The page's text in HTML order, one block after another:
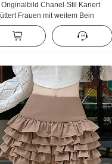
Originalbild Chanel-Stil Kariert
Frauen mit weitem Bein
Winter Neu Verdickt Hohe
Abseilen Gefühl Gerade Hose